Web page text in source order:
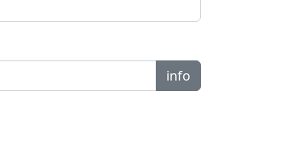
info